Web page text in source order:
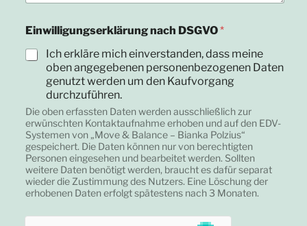
Einwilligungserklärung nach DSGVO*
Ich erkläre mich einverstanden, dass meine
oben angegebenen personenbezogenen Daten
genutzt werden um den Kaufvorgang
durchzuführen.
Die oben erfassten Daten werden ausschließlich zur
erwünschten Kontaktaufnahme erhoben und auf den EDV-
Systemen von „Move & Balance – Bianka Polzius“
gespeichert. Die Daten können nur von berechtigten
Personen eingesehen und bearbeitet werden. Sollten
weitere Daten benötigt werden, braucht es dafür separat
wieder die Zustimmung des Nutzers. Eine Löschung der
erhobenen Daten erfolgt spätestens nach 3 Monaten.